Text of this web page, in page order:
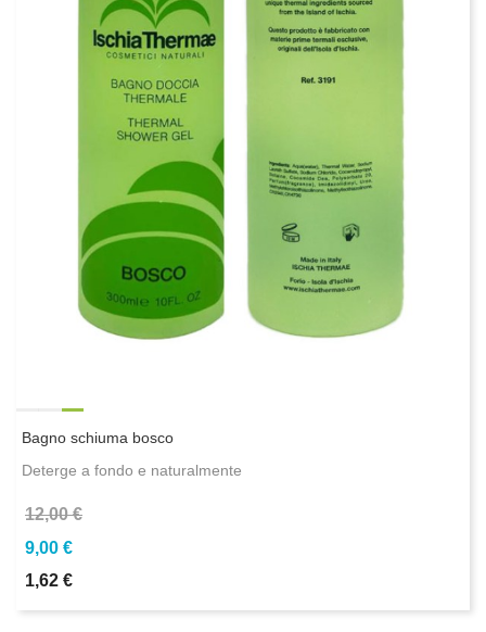
Bagno schiuma bosco
Deterge a fondo e naturalmente
12,00 €
9,00 €
1,62 €